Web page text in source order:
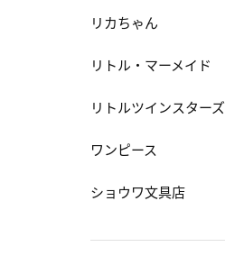
リカちゃん
リトル・マーメイド
リトルツインスターズ
ワンピース
ショウワ文具店